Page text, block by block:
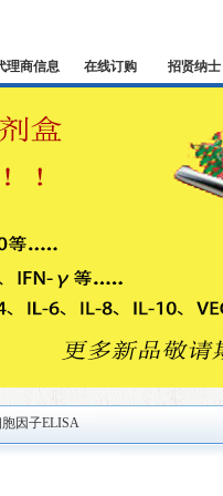
理商信息 在线订购 招贤纳士
因子ELISA